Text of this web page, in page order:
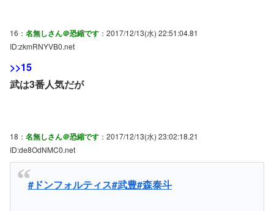
16： 名無しさん＠恐縮です ：2017/12/13(水) 22:51:04.81
ID:zkmRNYVB0.net
>>15
武は3番人気だが
18： 名無しさん＠恐縮です ：2017/12/13(水) 23:02:18.21
ID:de8OdNMC0.net
#ドンフォルティス#武豊#森泰斗